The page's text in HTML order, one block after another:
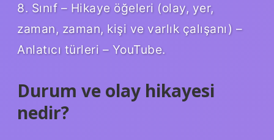
8. Sınıf – Hikaye öğeleri (olay, yer,
zaman, zaman, kişi ve varlık çalışanı) –
Anlatıcı türleri – YouTube.
Durum ve olay hikayesi
nedir?